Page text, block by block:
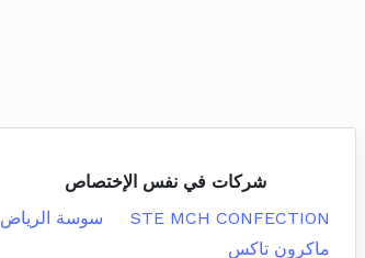
شركات في نفس الإختصاص
STE MCH CONFECTION
سوسة الرياض
ماكرون تاكس